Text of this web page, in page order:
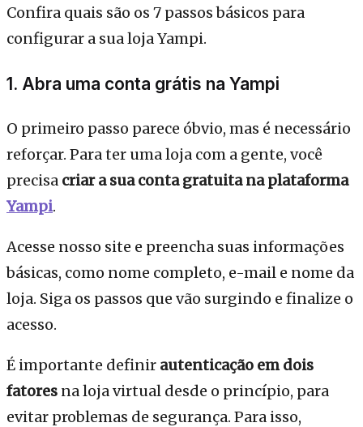
Confira quais são os 7 passos básicos para
configurar a sua loja Yampi.
1. Abra uma conta grátis na Yampi
O primeiro passo parece óbvio, mas é necessário
reforçar. Para ter uma loja com a gente, você
precisa criar a sua conta gratuita na plataforma
Yampi.
Acesse nosso site e preencha suas informações
básicas, como nome completo, e-mail e nome da
loja. Siga os passos que vão surgindo e finalize o
acesso.
É importante definir autenticação em dois
fatores na loja virtual desde o princípio, para
evitar problemas de segurança. Para isso,